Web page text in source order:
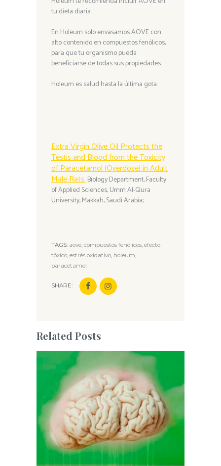
tu dieta diaria.
En Holeum solo envasamos AOVE con
alto contenido en compuestos fenólicos,
para que tu organismo pueda
beneficiarse de todas sus propiedades.
Holeum es salud hasta la última gota.
Extra Virgin Olive Oil Protects the
Testis and Blood from the Toxicity
of Paracetamol (Overdose) in Adult
Male Rats.Biology Department, Faculty
of Applied Sciences, Umm Al-Qura
University, Makkah, Saudi Arabia;
TAGS: aove, compuestos fenólicos, efecto
tóxico, estrés oxidativo, holeum,
paracetamol
SHARE:
Related Posts